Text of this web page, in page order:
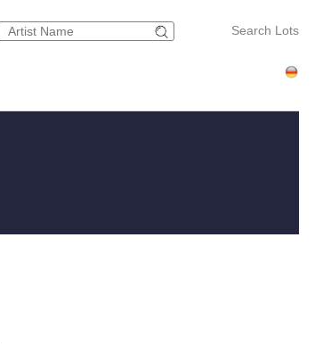
Search Lots